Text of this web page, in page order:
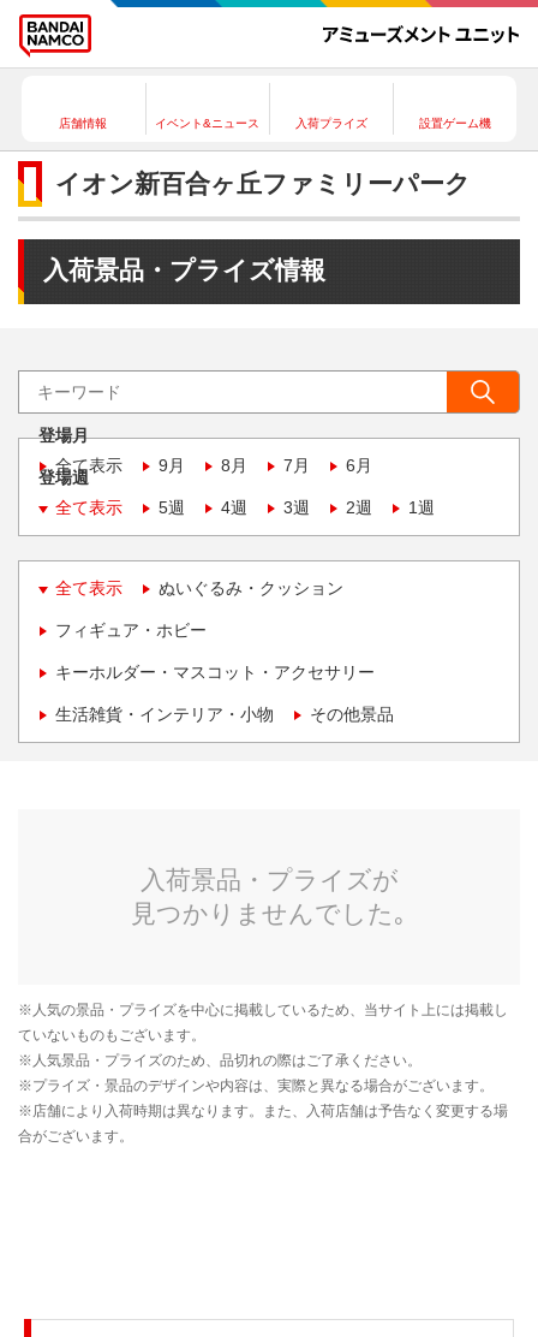
店舗情報 イベント&ニュース 入荷プライズ 設置ゲーム機
イオン新百合ヶ丘ファミリーパーク
入荷景品・プライズ情報
登場月
全て表示
9月 8月 7月 6月
登場週
全て表示
5週 4週 3週 2週 1週
全て表示 ぬいぐるみ・クッション
フィギュア・ホビー
キーホルダー・マスコット・アクセサリー
生活雑貨・インテリア・小物 その他景品